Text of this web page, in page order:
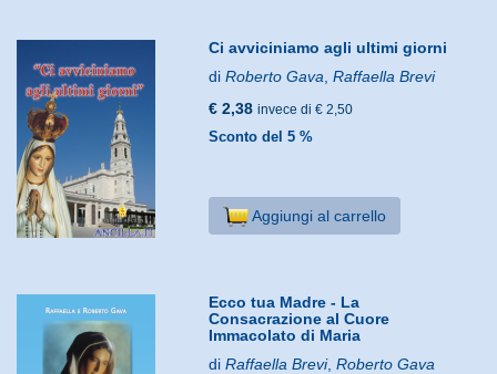
Ci avviciniamo agli ultimi giorni
diRoberto Gava ,Raffaella Brevi
€ 2,38 invece di € 2,50
Sconto del 5 %
Aggiungi al carrello
Ecco tua Madre - La
Consacrazione al Cuore
Immacolato di Maria
diRaffaella Brevi,Roberto Gava